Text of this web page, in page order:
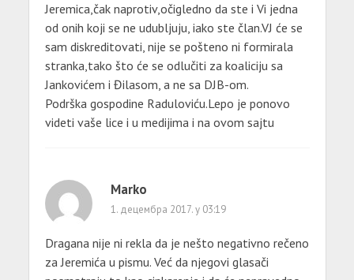
Jeremica,čak naprotiv,očigledno da ste i Vi jedna
od onih koji se ne udubljuju, iako ste član.VJ će se
sam diskreditovati, nije se pošteno ni formirala
stranka,tako što će se odlučiti za koaliciju sa
Jankovićem i Đilasom, a ne sa DJB-om.
Podrška gospodine Raduloviću.Lepo je ponovo
videti vaše lice i u medijima i na ovom sajtu
Marko
1. децембра 2017. у 03:19
Dragana nije ni rekla da je nešto negativno rečeno
za Jeremića u pismu. Već da njegovi glasači